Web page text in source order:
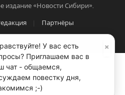
издание «Новости Сибири».
Партнёры
×
У вас есть
Приглашаем вас в
чат - общаемся,
повестку дня,
;-)